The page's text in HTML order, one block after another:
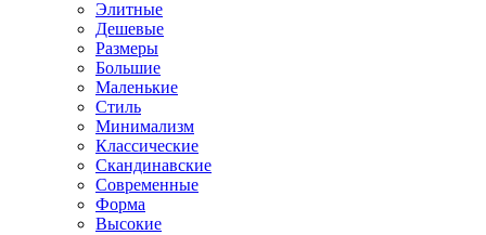
Элитные
Дешевые
Размеры
Большие
Маленькие
Стиль
Минимализм
Классические
Скандинавские
Современные
Форма
Высокие